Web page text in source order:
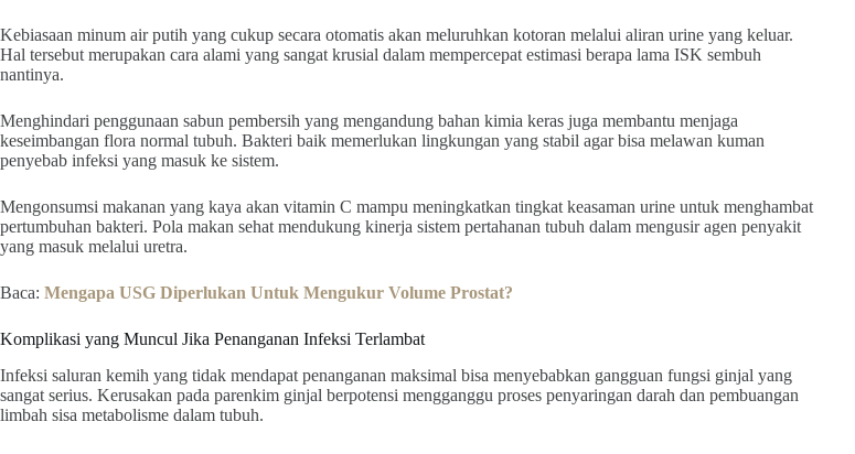
Kebiasaan minum air putih yang cukup secara otomatis akan meluruhkan kotoran melalui aliran urine yang keluar.
Hal tersebut merupakan cara alami yang sangat krusial dalam mempercepat estimasi berapa lama ISK sembuh
nantinya.
Menghindari penggunaan sabun pembersih yang mengandung bahan kimia keras juga membantu menjaga
keseimbangan flora normal tubuh. Bakteri baik memerlukan lingkungan yang stabil agar bisa melawan kuman
penyebab infeksi yang masuk ke sistem.
Mengonsumsi makanan yang kaya akan vitamin C mampu meningkatkan tingkat keasaman urine untuk menghambat
pertumbuhan bakteri. Pola makan sehat mendukung kinerja sistem pertahanan tubuh dalam mengusir agen penyakit
yang masuk melalui uretra.
Baca: Mengapa USG Diperlukan Untuk Mengukur Volume Prostat?
Komplikasi yang Muncul Jika Penanganan Infeksi Terlambat
Infeksi saluran kemih yang tidak mendapat penanganan maksimal bisa menyebabkan gangguan fungsi ginjal yang
sangat serius. Kerusakan pada parenkim ginjal berpotensi mengganggu proses penyaringan darah dan pembuangan
limbah sisa metabolisme dalam tubuh.